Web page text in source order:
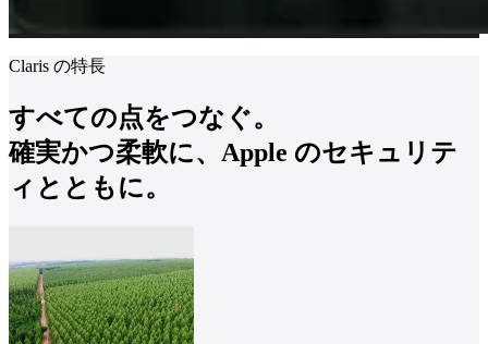
Claris の特長
すべての点をつなぐ。
確実かつ柔軟に、Apple のセキュリテ
ィとともに。